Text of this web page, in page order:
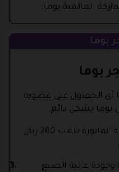
العالمية بوما.
بوما
بوما
أي الحصول على عضوية
2.استمتع بتوصيل مجاني في حالة الفاتورة بلغت 200 ريال